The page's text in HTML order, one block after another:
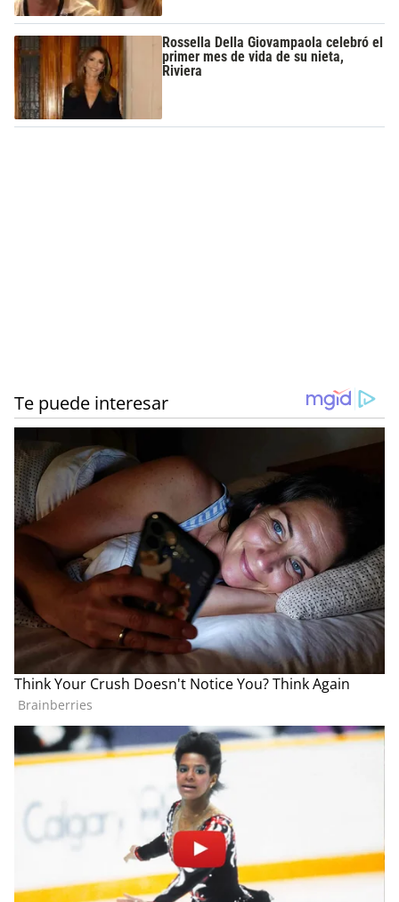
Rossella Della Giovampaola celebró el
primer mes de vida de su nieta,
Riviera